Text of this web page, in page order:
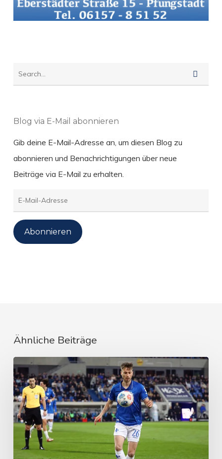
Blog via E-Mail abonnieren
Gib deine E-Mail-Adresse an, um diesen Blog zu
abonnieren und Benachrichtigungen über neue
Beiträge via E-Mail zu erhalten.
E-
Mail-
Adresse
Abonnieren
Ähnliche Beiträge